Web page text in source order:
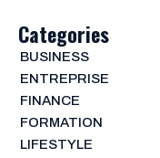
Categories
BUSINESS
ENTREPRISE
FINANCE
FORMATION
LIFESTYLE